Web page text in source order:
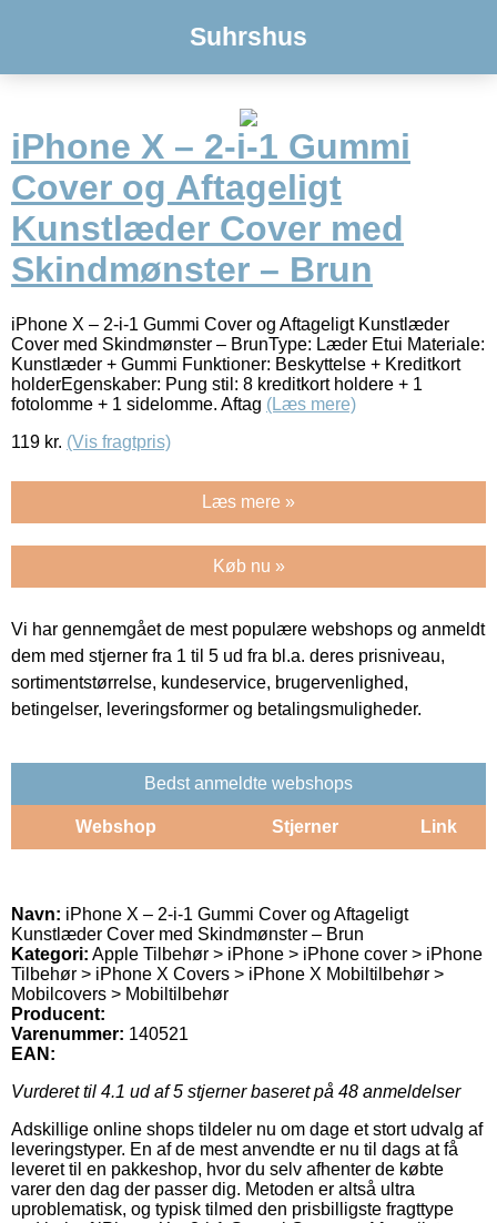
Suhrshus
iPhone X – 2-i-1 Gummi
Cover og Aftageligt
Kunstlæder Cover med
Skindmønster – Brun
iPhone X – 2-i-1 Gummi Cover og Aftageligt Kunstlæder
Cover med Skindmønster – BrunType: Læder Etui Materiale:
Kunstlæder + Gummi Funktioner: Beskyttelse + Kreditkort
holderEgenskaber: Pung stil: 8 kreditkort holdere + 1
fotolomme + 1 sidelomme. Aftag (Læs mere)
119 kr. (Vis fragtpris)
Læs mere »
Køb nu »
Vi har gennemgået de mest populære webshops og anmeldt
dem med stjerner fra 1 til 5 ud fra bl.a. deres prisniveau,
sortimentstørrelse, kundeservice, brugervenlighed,
betingelser, leveringsformer og betalingsmuligheder.
Bedst anmeldte webshops
Webshop Stjerner Link
Navn: iPhone X – 2-i-1 Gummi Cover og Aftageligt
Kunstlæder Cover med Skindmønster – Brun
Kategori: Apple Tilbehør > iPhone > iPhone cover > iPhone
Tilbehør > iPhone X Covers > iPhone X Mobiltilbehør >
Mobilcovers > Mobiltilbehør
Producent:
Varenummer: 140521
EAN:
Vurderet til 4.1 ud af 5 stjerner baseret på 48 anmeldelser
Adskillige online shops tildeler nu om dage et stort udvalg af
leveringstyper. En af de mest anvendte er nu til dags at få
leveret til en pakkeshop, hvor du selv afhenter de købte
varer den dag der passer dig. Metoden er altså ultra
uproblematisk, og typisk tilmed den prisbilligste fragttype